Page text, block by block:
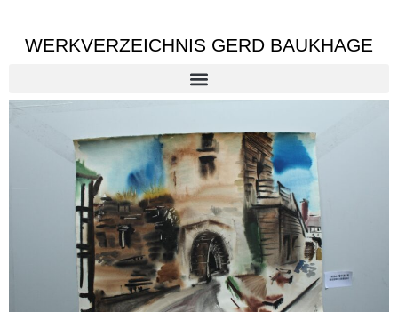
WERKVERZEICHNIS GERD BAUKHAGE